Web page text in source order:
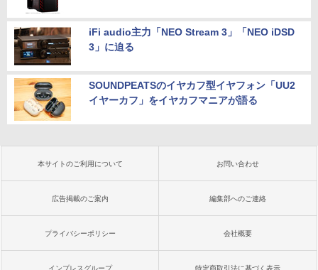
iFi audio主力「NEO Stream 3」「NEO iDSD
3」に迫る
SOUNDPEATSのイヤカフ型イヤフォン「UU2
イヤーカフ」をイヤカフマニアが語る
本サイトのご利用について お問い合わせ
広告掲載のご案内 編集部へのご連絡
プライバシーポリシー 会社概要
インプレスグループ 特定商取引法に基づく表示